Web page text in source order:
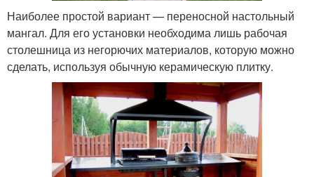
Наиболее простой вариант — переносной настольный
мангал. Для его установки необходима лишь рабочая
столешница из негорючих материалов, которую можно
сделать, используя обычную керамическую плитку.